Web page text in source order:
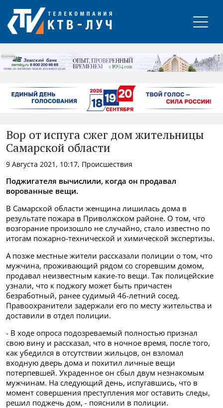
РЕКЛАМА
Вор от испуга сжег дом жительницы
Самарской области
9 Августа 2021, 10:17, Происшествия
Поджигателя вычислили, когда он продавал
ворованные вещи.
В Самарской области женщина лишилась дома в
результате пожара в Приволжском районе. О том, что
возгорание произошло не случайно, стало известно по
итогам пожарно-технической и химической экспертизы.
А позже местные жители рассказали полиции о том, что
мужчина, проживающий рядом со сгоревшим домом,
продавал неизвестным какие-то вещи. Так полицейские
узнали, что к поджогу может быть причастен
безработный, ранее судимый 46-летний сосед.
Правоохранители задержали его по месту жительства и
доставили в отдел полиции.
- В ходе опроса подозреваемый полностью признал
свою вину и рассказал, что в ночное время, после того,
как убедился в отсутствии жильцов, он взломал
входную дверь дома и похитил личные вещи
потерпевшей. Украденное он сбыл двум незнакомым
мужчинам. На следующий день, испугавшись, что в
момент совершения преступления мог оставить следы,
решил поджечь дом, - пояснили в полиции.